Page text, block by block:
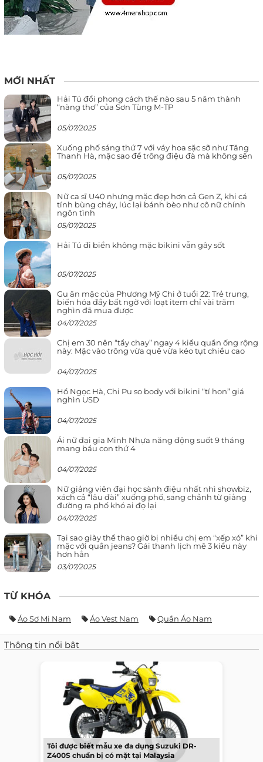
MỚI NHẤT
Hải Tú đổi phong cách thế nào sau 5 năm thành
“nàng thơ” của Sơn Tùng M-TP
05/07/2025
Xuống phố sáng thứ 7 với váy hoa sặc sỡ như Tăng
Thanh Hà, mặc sao để trông điệu đà mà không sến
05/07/2025
Nữ ca sĩ U40 nhưng mặc đẹp hơn cả Gen Z, khi cá
tính bùng cháy, lúc lại bánh bèo như cô nữ chính
ngôn tình
05/07/2025
Hải Tú đi biển không mặc bikini vẫn gây sốt
05/07/2025
Gu ăn mặc của Phương Mỹ Chi ở tuổi 22: Trẻ trung,
biến hóa đầy bất ngờ với loạt item chỉ vài trăm
nghìn đã mua được
04/07/2025
Chị em 30 nên “tẩy chay” ngay 4 kiểu quần ống rộng
này: Mặc vào trông vừa quê vừa kéo tụt chiều cao
04/07/2025
Hồ Ngọc Hà, Chi Pu so body với bikini “tí hon” giá
nghìn USD
04/07/2025
Ái nữ đại gia Minh Nhựa năng động suốt 9 tháng
mang bầu con thứ 4
04/07/2025
Nữ giảng viên đại học sành điệu nhất nhì showbiz,
xách cả “lâu đài” xuống phố, sang chảnh từ giảng
đường ra phố khó ai đọ lại
04/07/2025
Tại sao giày thể thao giờ bị nhiều chị em “xếp xó” khi
mặc với quần jeans? Gái thanh lịch mê 3 kiểu này
hơn hẳn
03/07/2025
TỪ KHÓA
Áo Sơ Mi Nam Áo Vest Nam Quần Áo Nam
Thông tin nổi bật
Tôi được biết mẫu xe đa dụng Suzuki DR-
Z400S chuẩn bị có mặt tại Malaysia